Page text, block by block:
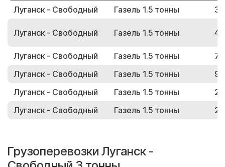
Луганск - Свободный Газель 1.5 тонны
Луганск - Свободный Газель 1.5 тонны
Луганск - Свободный Газель 1.5 тонны
Луганск - Свободный
Газель 1.5 тонны
Луганск - Свободный
Газель 1.5 тонны
Луганск - Свободный
Газель 1.5 тонны
Грузоперевозки Луганск -